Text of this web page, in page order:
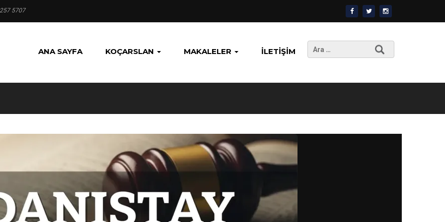
5707
ANA SAYFA KOÇARSLAN MAKALELER İLETIŞIM
Arama: